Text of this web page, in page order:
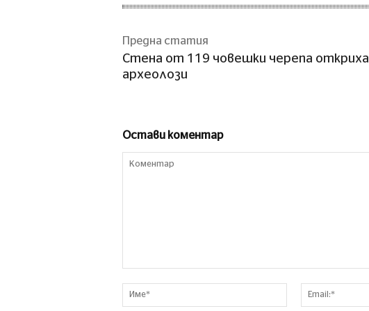
Предна статия
Стена от 119 човешки черепа откриха
археолози
Остави коментар
Име*